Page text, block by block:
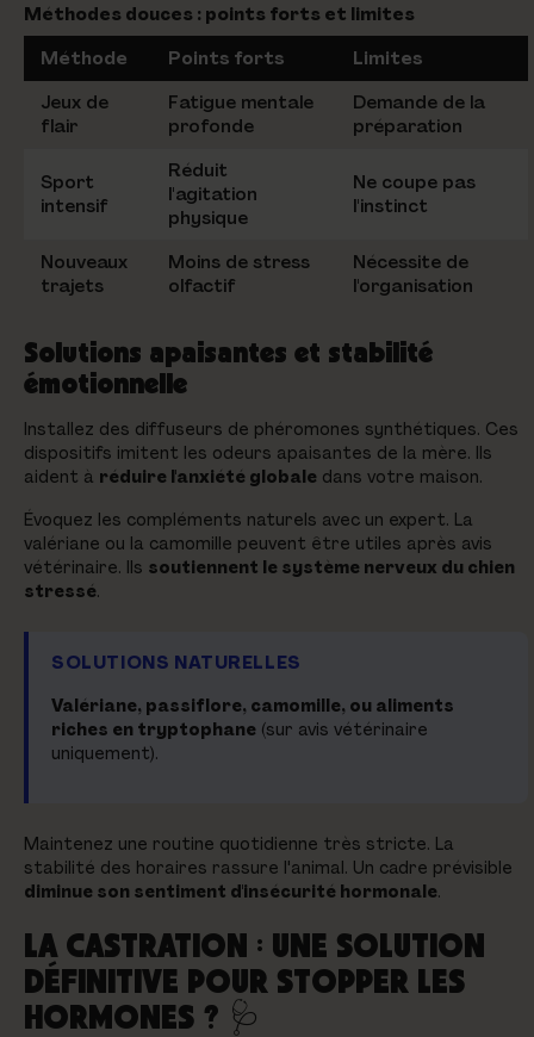
Méthodes douces : points forts et limites
Méthode Points forts
Limites
Jeux de
flair
Fatigue mentale
profonde
Demande de la
préparation
Sport
intensif
Réduit
l'agitation
physique
Ne coupe pas
l'instinct
Nouveaux
trajets
Moins de stress
olfactif
Nécessite de
l'organisation
Solutions apaisantes et stabilité
émotionnelle
Installez des diffuseurs de phéromones synthétiques. Ces
dispositifs imitent les odeurs apaisantes de la mère. Ils
aident à réduire l'anxiété globale dans votre maison.
Évoquez les compléments naturels avec un expert. La
valériane ou la camomille peuvent être utiles après avis
vétérinaire. Ils soutiennent le système nerveux du chien
stressé.
SOLUTIONS NATURELLES
Valériane, passiflore, camomille, ou aliments
riches en tryptophane (sur avis vétérinaire
uniquement).
Maintenez une routine quotidienne très stricte. La
stabilité des horaires rassure l'animal. Un cadre prévisible
diminue son sentiment d'insécurité hormonale.
LA CASTRATION : UNE SOLUTION
DÉFINITIVE POUR STOPPER LES
HORMONES ? 🩺